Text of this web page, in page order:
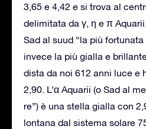
3,65 e 4,42 e si trova al
delimitata da γ, η e π
Sad al suud “la più
invece la più gialla e
dista da noi 612 anni luce e
2,90. L’α Aquarii (o Sad al
re”) è una stella gialla con
lontana dal sistema solare